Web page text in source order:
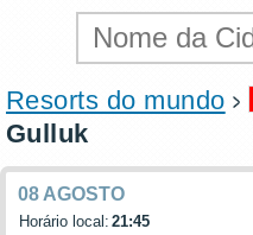
Resorts do mundo
Gulluk
08 AGOSTO
Horário local: 21:45